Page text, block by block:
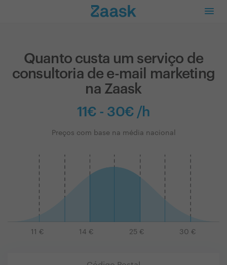
Quanto custa um serviço de
consultoria de e-mail marketing
na Zaask
11€ - 30€ /h
Preços com base na média nacional
11 € 14 € 25 € 30 €